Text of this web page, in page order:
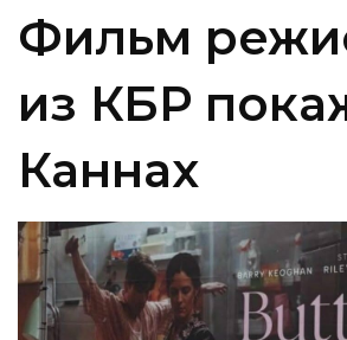
Фильм
из КБР
Каннах